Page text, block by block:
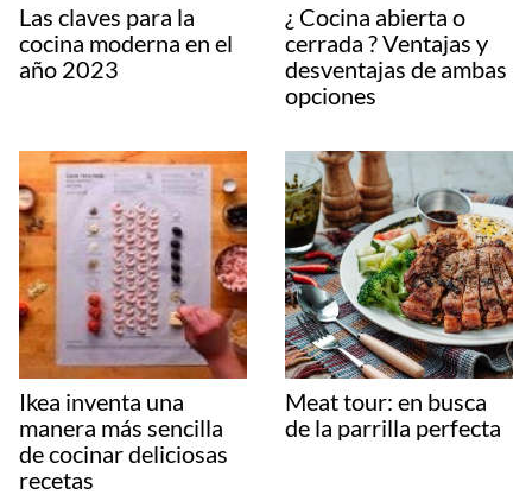
Las claves para la
cocina moderna en el
año 2023
¿ Cocina abierta o
cerrada ? Ventajas y
desventajas de ambas
opciones
Ikea inventa una
manera más sencilla
de cocinar deliciosas
recetas
Meat tour: en busca
de la parrilla perfecta